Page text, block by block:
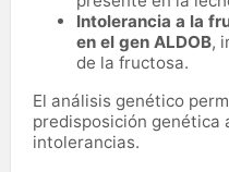
Intolerancia a la
en el gen ALDOB,
de la fructosa.
El análisis genético
predisposición genética
intolerancias.